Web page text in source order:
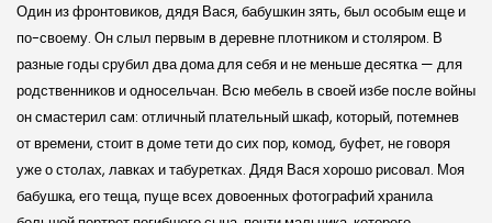
Один из фронтовиков, дядя Вася, бабушкин зять, был особым еще и
по-своему. Он слыл первым в деревне плотником и столяром. В
разные годы срубил два дома для себя и не меньше десятка — для
родственников и односельчан. Всю мебель в своей избе после войны
он смастерил сам: отличный плательный шкаф, который, потемнев
от времени, стоит в доме тети до сих пор, комод, буфет, не говоря
уже о столах, лавках и табуретках. Дядя Вася хорошо рисовал. Моя
бабушка, его теща, пуще всех довоенных фотографий хранила